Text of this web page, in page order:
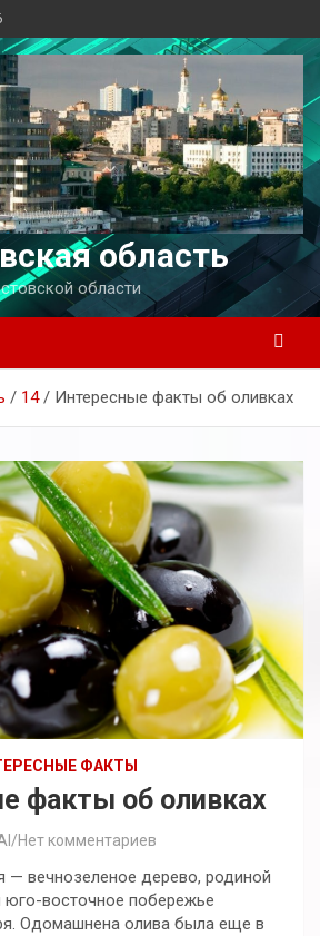
область
области
14 Интересные факты об оливках
ФАКТЫ
факты об оливках
Нет комментариев
— вечнозеленое дерево, родиной
юго-восточное побережье
Одомашнена олива была еще в